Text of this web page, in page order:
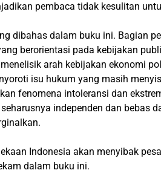
pembaca tidak kesulitan
dibahas dalam buku ini. Bagian
berorientasi pada kebijakan
arah kebijakan ekonomi
isu hukum yang masih
fenomena intoleransi dan
independen dan bebas
Indonesia akan menyibak
dalam buku ini.